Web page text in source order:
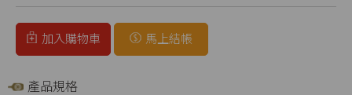
加入購物車 馬上結帳
產品規格